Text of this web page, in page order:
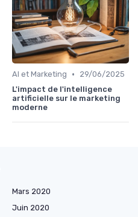
AI et Marketing •
29/06/2025
L'impact de l'intelligence
artificielle sur le marketing
moderne
Mars 2020
Juin 2020